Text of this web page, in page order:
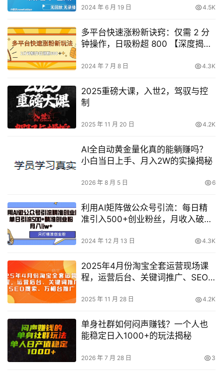
2024 年 6 月 19 日 4.5K
多平台快速涨粉新诀窍：仅需 2 分
钟操作，日吸粉超 800 【深度揭
2024 年 7 月 8 日 4.3K
2025重磅大课，入世2，驾驭与控
制
2025 年 11 月 20 日 4.2K
AI全自动黄金量化真的能躺赚吗？
小白当日上手、月入2W的实操揭秘
2026 年 8 月 5 日 6
利用AI矩阵做公众号引流：每日精
准引入500+创业粉丝，月收入破万
2024 年 12 月 13 日 4.3K
2025年4月份淘宝全套运营现场课
程，运营后台、关键词推广、SEO
2025 年 11 月 28 日 4.2K
单身社群如何闷声赚钱？一个人也
能稳定日入1000+的玩法揭秘
2026 年 7 月 28 日 3